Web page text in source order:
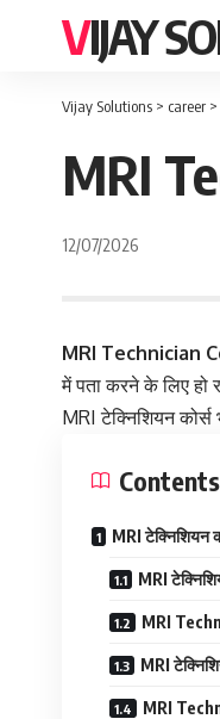
VIJAY
Vijay Solutions > career >
MRI
12/07/2026
MRI Technician
में पता करने के लिए हो
MRI टेक्निशियन कोर्स
Contents
MRI टेक्निशियन
MRI
MRI
MRI
MRI